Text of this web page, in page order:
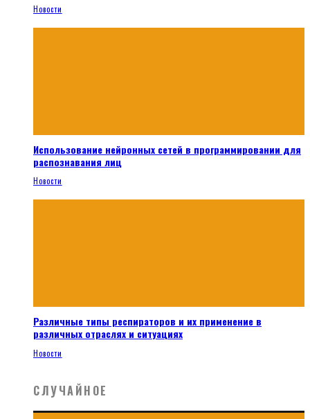
Новости
Использование нейронных сетей в программировании для
распознавания лиц
Новости
Различные типы респираторов и их применение в
различных отраслях и ситуациях
Новости
СЛУЧАЙНОЕ